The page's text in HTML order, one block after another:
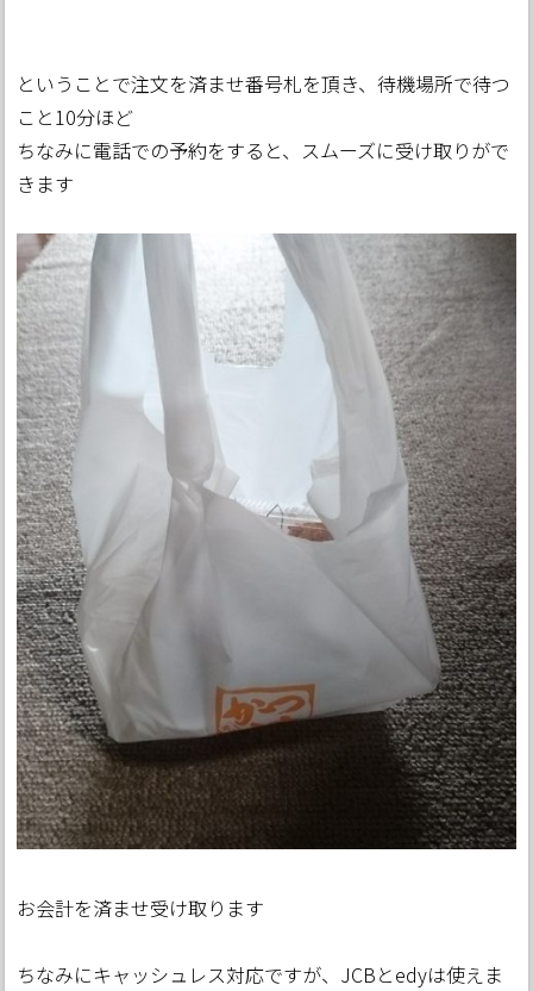
ということで注文を済ませ番号札を頂き、待機場所で待つ
こと10分ほど
ちなみに電話での予約をすると、スムーズに受け取りがで
きます
お会計を済ませ受け取ります
ちなみにキャッシュレス対応ですが、JCBとedyは使えま